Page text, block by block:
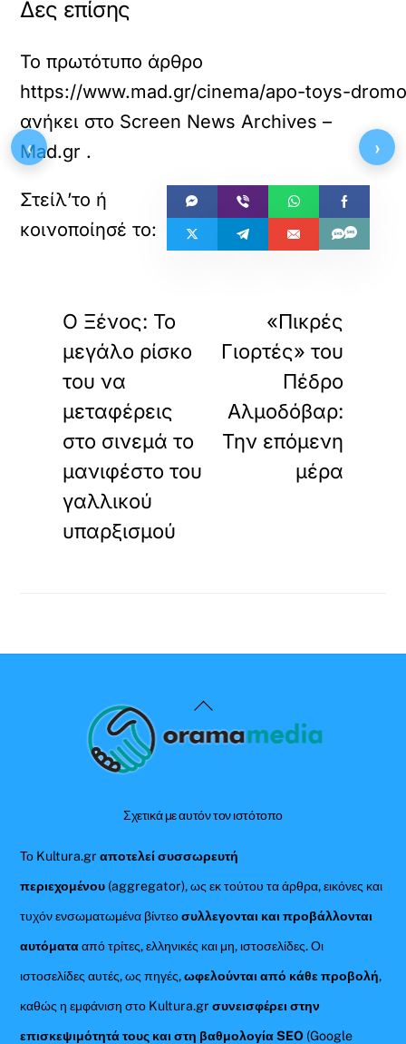
Δες επίσης
Το πρωτότυπο άρθρο
https://www.mad.gr/cinema/apo-toys-
ανήκει στο Screen News Archives –
Mad.gr .
Ο Ξένος: Το
μεγάλο ρίσκο
του να
μεταφέρεις
στο σινεμά το
μανιφέστο του
γαλλικού
υπαρξισμού
«Πικρές
Γιορτές» του
Πέδρο
Αλμοδόβαρ:
Την επόμενη
μέρα
Back
To
Σχετικά με αυτόν τον ιστότοπο
Το Kultura.grαποτελεί συσσωρευτή
περιεχομένου (aggregator), ως εκ τούτου τα άρθρα, εικόνες και
τυχόν ενσωματωμένα βίντεοσυλλεγονται και προβάλλονται
αυτόματααπό τρίτες, ελληνικές και μη, ιστοσελίδες. Οι
ιστοσελίδες αυτές, ως πηγές,ωφελούνται από κάθε προβολή,
καθώς η εμφάνιση στο Kultura.gr συνεισφέρει στην
επισκεψιμότητά τους και στη βαθμολογία SEO (Google
‹ ›